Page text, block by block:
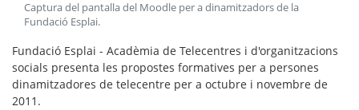
Captura del pantalla del Moodle per a dinamitzadors de la
Fundació Esplai.
Fundació Esplai - Acadèmia de Telecentres i d'organitzacions
socials presenta les propostes formatives per a persones
dinamitzadores de telecentre per a octubre i novembre de
2011.